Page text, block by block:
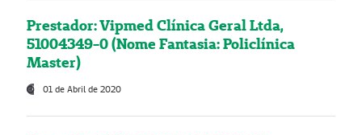
Prestador: Vipmed Clínica Geral Ltda,
51004349-0 (Nome Fantasia: Policlínica
Master)
01 de Abril de 2020